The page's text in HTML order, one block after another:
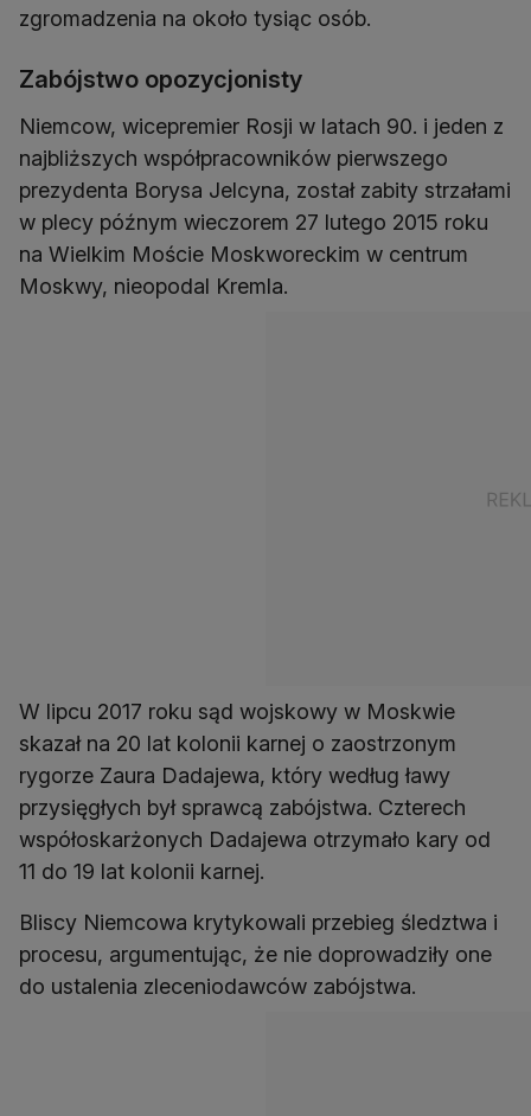
zgromadzenia na około tysiąc osób.
Zabójstwo opozycjonisty
Niemcow, wicepremier Rosji w latach 90. i jeden z
najbliższych współpracowników pierwszego
prezydenta Borysa Jelcyna, został zabity strzałami
w plecy późnym wieczorem 27 lutego 2015 roku
na Wielkim Moście Moskworeckim w centrum
Moskwy, nieopodal Kremla.
W lipcu 2017 roku sąd wojskowy w Moskwie
skazał na 20 lat kolonii karnej o zaostrzonym
rygorze Zaura Dadajewa, który według ławy
przysięgłych był sprawcą zabójstwa. Czterech
współoskarżonych Dadajewa otrzymało kary od
11 do 19 lat kolonii karnej.
Bliscy Niemcowa krytykowali przebieg śledztwa i
procesu, argumentując, że nie doprowadziły one
do ustalenia zleceniodawców zabójstwa.